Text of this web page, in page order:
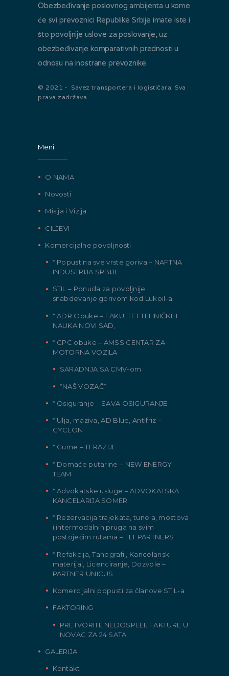
Obezbeđivanje poslovnog ambijenta u kome
će svi prevoznici Republike Srbije imate iste i
što povoljnije uslove za poslovanje, uz
obezbeđivanje komparativnih prednosti u
odnosu na inostrane prevoznike.
© 2021 - Savez transportera i logističara. Sva
prava zadržava.
Meni
O NAMA
Novosti
Misija i Vizija
CILJEVI
Komercijalne povoljnosti
* Popust na sve vrste goriva – NAFTNA
INDUSTRIJA SRBIJE
STIL – Ponuda za povoljnije
snabdevanje gorivom kod Lukoil-a
* ADR Obuke – FAKULTET TEHNIČKIH
NAUKA NOVI SAD,
* CPC obuke – AMSS CENTAR ZA
MOTORNA VOZILA
SARADNJA SA CMV-om
“NAŠ VOZAČ”
* Osiguranje – SAVA OSIGURANJE
* Ulja, maziva, AD Blue, Antifriz –
CYCLON
* Gume – TERAZIJE
* Domaće putarine – NEW ENERGY
TEAM
* Advokatske usluge – ADVOKATSKA
KANCELARIJA SOMER
* Rezervacija trajekata, tunela, mostova
i intermodalnih pruga na svim
postojećim rutama – TLT PARTNERS
* Refakcija, Tahografi , Kancelariski
materijal, Licenciranje, Dozvole –
PARTNER UNICUS
Komercijalni popusti za članove STIL-a
FAKTORING
PRETVORITE NEDOSPELE FAKTURE U
NOVAC ZA 24 SATA
GALERIJA
Kontakt